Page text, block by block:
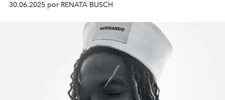
30.06.2025 por RENATA BUSCH